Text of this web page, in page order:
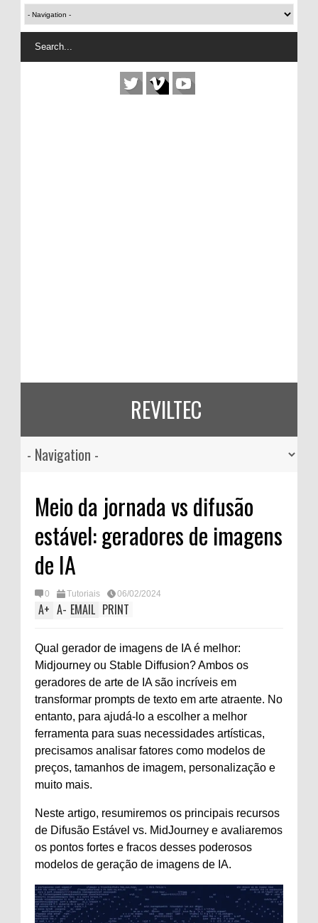
REVILTEC
Meio da jornada vs difusão
estável: geradores de imagens
de IA
0 Tutoriais 06/02/2024
A+ A- EMAIL PRINT
Qual gerador de imagens de IA é melhor:
Midjourney ou Stable Diffusion? Ambos os
geradores de arte de IA são incríveis em
transformar prompts de texto em arte atraente. No
entanto, para ajudá-lo a escolher a melhor
ferramenta para suas necessidades artísticas,
precisamos analisar fatores como modelos de
preços, tamanhos de imagem, personalização e
muito mais.
Neste artigo, resumiremos os principais recursos
de Difusão Estável vs. MidJourney e avaliaremos
os pontos fortes e fracos desses poderosos
modelos de geração de imagens de IA.